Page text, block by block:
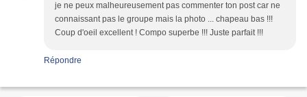
je ne peux malheureusement pas commenter ton post car ne
connaissant pas le groupe mais la photo ... chapeau bas !!!
Coup d'oeil excellent ! Compo superbe !!! Juste parfait !!!
Répondre